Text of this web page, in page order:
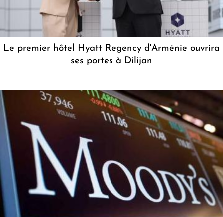
Le premier hôtel Hyatt Regency d'Arménie ouvrira
ses portes à Dilijan